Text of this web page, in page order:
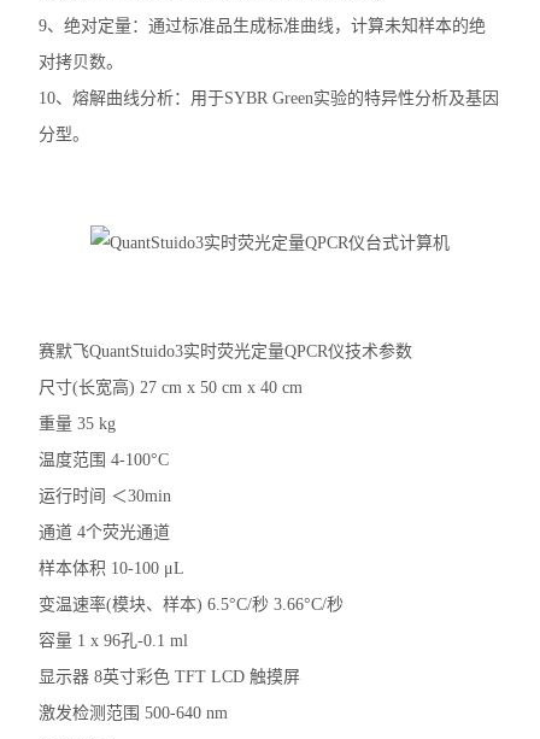
9、绝对定量：通过标准品生成标准曲线，计算未知样本的绝
对拷贝数。
10、熔解曲线分析：用于SYBR Green实验的特异性分析及基因
分型。
赛默飞QuantStuido3实时荧光定量QPCR仪技术参数
尺寸(长宽高) 27 cm x 50 cm x 40 cm
重量 35 kg
温度范围 4-100°C
运行时间 ＜30min
通道 4个荧光通道
样本体积 10-100 μL
变温速率(模块、样本) 6.5°C/秒 3.66°C/秒
容量 1 x 96孔-0.1 ml
显示器 8英寸彩色 TFT LCD 触摸屏
激发检测范围 500-640 nm